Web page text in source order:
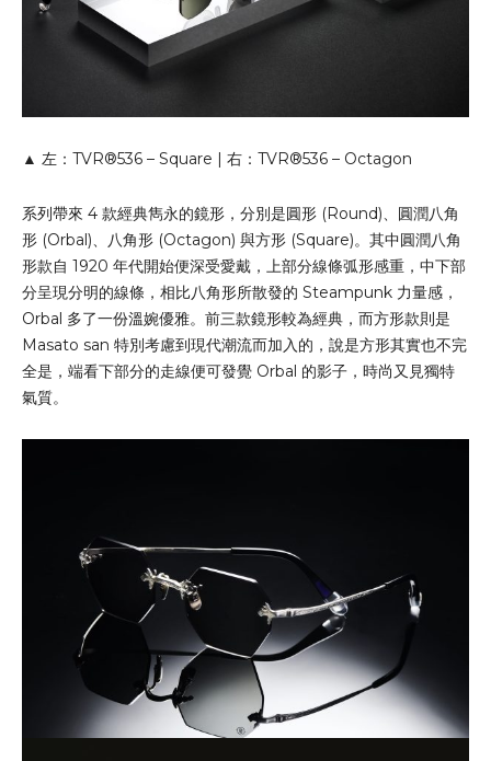
▲ 左：TVR®536 – Square | 右：TVR®536 – Octagon
系列帶來 4 款經典雋永的鏡形，分別是圓形 (Round)、圓潤八角
形 (Orbal)、八角形 (Octagon) 與方形 (Square)。其中圓潤八角
形款自 1920 年代開始便深受愛戴，上部分線條弧形感重，中下部
分呈現分明的線條，相比八角形所散發的 Steampunk 力量感，
Orbal 多了一份溫婉優雅。前三款鏡形較為經典，而方形款則是
Masato san 特別考慮到現代潮流而加入的，說是方形其實也不完
全是，端看下部分的走線便可發覺 Orbal 的影子，時尚又見獨特
氣質。